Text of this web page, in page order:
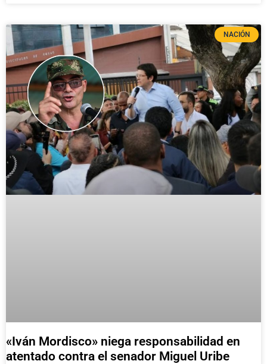
NACIÓN
«Iván Mordisco» niega responsabilidad en
atentado contra el senador Miguel Uribe